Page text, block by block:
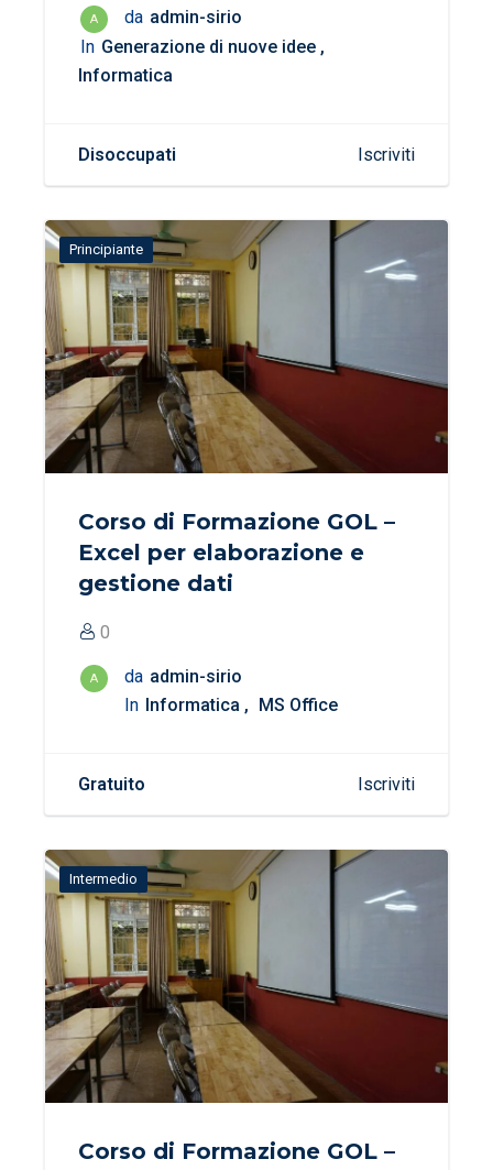
A da admin-sirio
In Generazione di nuove idee
Informatica
Disoccupati Iscriviti
Principiante
Corso di Formazione GOL –
Excel per elaborazione e
gestione dati
0
A da admin-sirio
In Informatica MS Office
Gratuito Iscriviti
Intermedio
Corso di Formazione GOL –